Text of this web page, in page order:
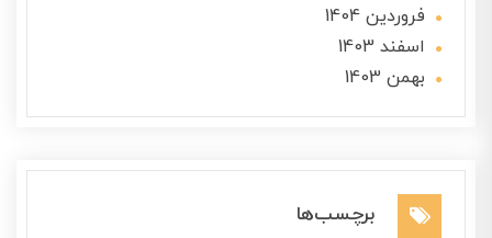
فروردین 1404
اسفند 1403
بهمن 1403
برچسب‌ها